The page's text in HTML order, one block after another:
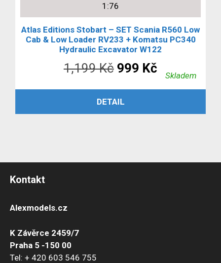
1:76
Atlas Editions Stobart – SET Scania R560 Low
Cab & Low Loader RV233 + Komatsu PC340
Hydraulic Excavator W122
1,199Kč Původní
cena
byla:
999 Kč
cena
Skladem
ČTĚTE VÍCE
DETAIL
Kontakt
Alexmodels.cz
K Závěrce 2459/7
Praha 5 -150 00
Tel: + 420 603 546 755